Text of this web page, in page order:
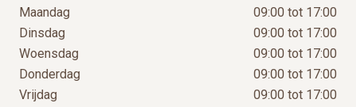
Maandag
09:00 tot 17:00
Dinsdag
09:00 tot 17:00
Woensdag
09:00 tot 17:00
Donderdag
09:00 tot 17:00
Vrijdag
09:00 tot 17:00